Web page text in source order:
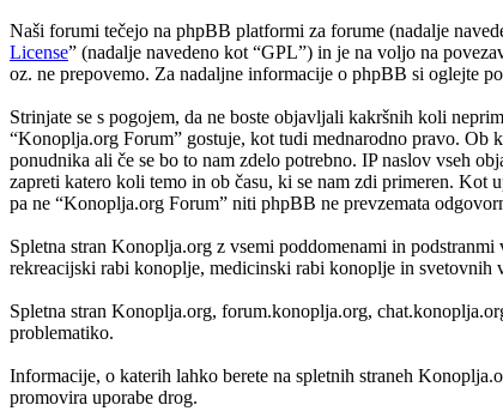
Naši forumi tečejo na phpBB platformi za forume (nadalje
License” (nadalje navedeno kot “GPL”) in je na voljo na
oz. ne prepovemo. Za nadaljne informacije o phpBB si oglejte
Strinjate se s pogojem, da ne boste objavljali kakršnih koli
“Konoplja.org Forum” gostuje, kot tudi mednarodno pravo. Ob
ponudnika ali če se bo to nam zdelo potrebno. IP naslov vseh
zapreti katero koli temo in ob času, ki se nam zdi primeren. Kot
pa ne “Konoplja.org Forum” niti phpBB ne prevzemata
Spletna stran Konoplja.org z vsemi poddomenami in
rekreacijski rabi konoplje, medicinski rabi konoplje in svetovnih
Spletna stran Konoplja.org, forum.konoplja.org,
problematiko.
Informacije, o katerih lahko berete na spletnih straneh
promovira uporabe drog.